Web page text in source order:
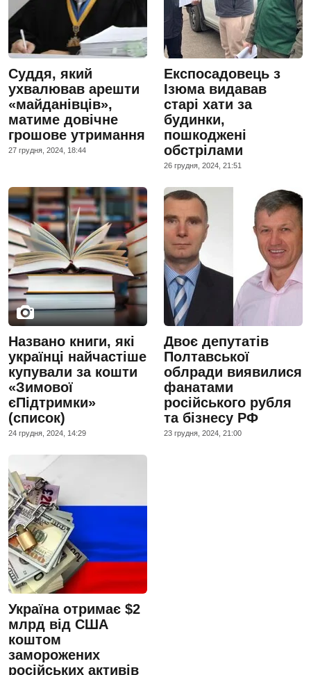
Суддя, який
ухвалював арешти
«майданівців»,
матиме довічне
грошове утримання
27 грудня, 2024, 18:44
Експосадовець з
Ізюма видавав
старі хати за
будинки,
пошкоджені
обстрілами
26 грудня, 2024, 21:51
Названо книги, які
українці найчастіше
купували за кошти
«Зимової
єПідтримки»
(список)
24 грудня, 2024, 14:29
Двоє депутатів
Полтавської
облради виявилися
фанатами
російського рубля
та бізнесу РФ
23 грудня, 2024, 21:00
Україна отримає $2
млрд від США
коштом
заморожених
російських активів